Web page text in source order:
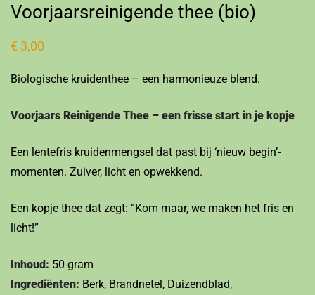
Voorjaarsreinigende thee (bio)
€ 3,00
Biologische kruidenthee – een harmonieuze blend.
Voorjaars Reinigende Thee – een frisse start in je kopje
Een lentefris kruidenmengsel dat past bij ‘nieuw begin’-
momenten. Zuiver, licht en opwekkend.
Een kopje thee dat zegt: “Kom maar, we maken het fris en
licht!”
Inhoud: 50 gram
Ingrediënten: Berk, Brandnetel, Duizendblad,